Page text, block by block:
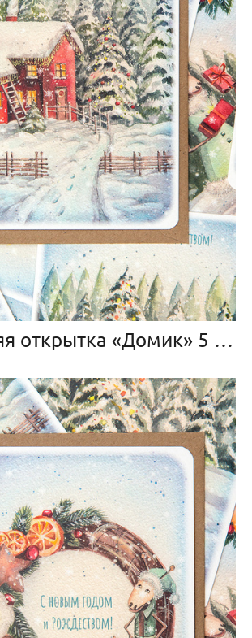
Новогодняя открытка «Домик» 5 штук с конвертами